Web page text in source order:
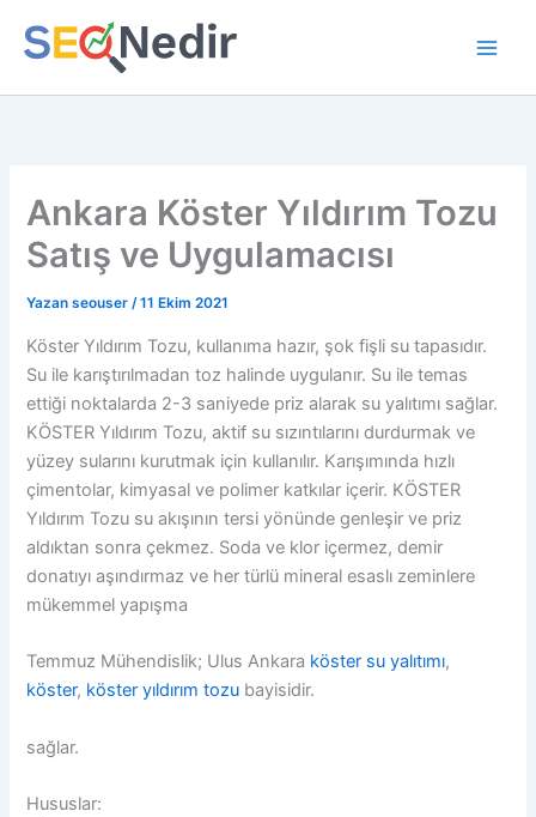
atla
Ankara Köster Yıldırım Tozu
Satış ve Uygulamacısı
Yazan seouser/11 Ekim 2021
Köster Yıldırım Tozu, kullanıma hazır, şok fişli su tapasıdır.
Su ile karıştırılmadan toz halinde uygulanır. Su ile temas
ettiği noktalarda 2-3 saniyede priz alarak su yalıtımı sağlar.
KÖSTER Yıldırım Tozu, aktif su sızıntılarını durdurmak ve
yüzey sularını kurutmak için kullanılır. Karışımında hızlı
çimentolar, kimyasal ve polimer katkılar içerir. KÖSTER
Yıldırım Tozu su akışının tersi yönünde genleşir ve priz
aldıktan sonra çekmez. Soda ve klor içermez, demir
donatıyı aşındırmaz ve her türlü mineral esaslı zeminlere
mükemmel yapışma
Temmuz Mühendislik; Ulus Ankara köster su yalıtımı,
köster, köster yıldırım tozu bayisidir.
sağlar.
Hususlar: